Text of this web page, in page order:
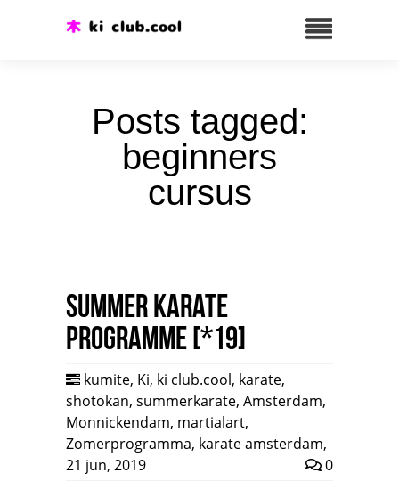
Posts tagged:
beginners
cursus
Summer karate
programme [*19]
kumite, Ki, ki club.cool, karate,
shotokan, summerkarate, Amsterdam,
Monnickendam, martialart,
Zomerprogramma, karate amsterdam,
21 jun, 2019
0